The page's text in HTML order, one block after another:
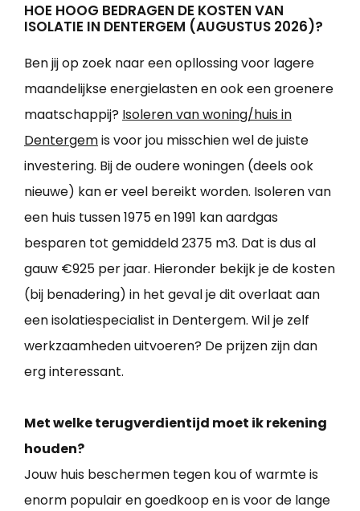
HOE HOOG BEDRAGEN DE KOSTEN VAN
ISOLATIE IN DENTERGEM (AUGUSTUS 2026)?
Ben jij op zoek naar een opllossing voor lagere
maandelijkse energielasten en ook een groenere
maatschappij? Isoleren van woning/huis in
Dentergemis voor jou misschien wel de juiste
investering. Bij de oudere woningen (deels ook
nieuwe) kan er veel bereikt worden. Isoleren van
een huis tussen 1975 en 1991 kan aardgas
besparen tot gemiddeld 2375 m3. Dat is dus al
gauw €925 per jaar. Hieronder bekijk je de kosten
(bij benadering) in het geval je dit overlaat aan
een isolatiespecialist in Dentergem. Wil je zelf
werkzaamheden uitvoeren? De prijzen zijn dan
erg interessant.
Met welke terugverdientijd moet ik rekening
houden?
Jouw huis beschermen tegen kou of warmte is
enorm populair en goedkoop en is voor de lange